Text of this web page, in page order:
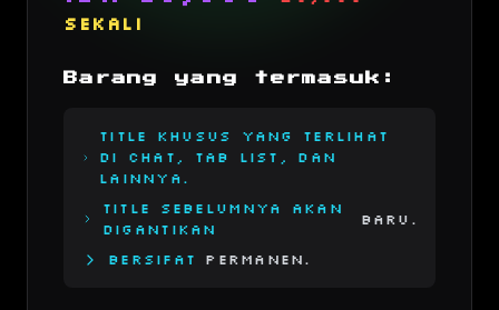
sekali
Barang yang termasuk:
Title khusus yang terlihat
di chat, tab list, dan
lainnya.
Title sebelumnya akan
digantikan
Baru.
Bersifat Permanen.